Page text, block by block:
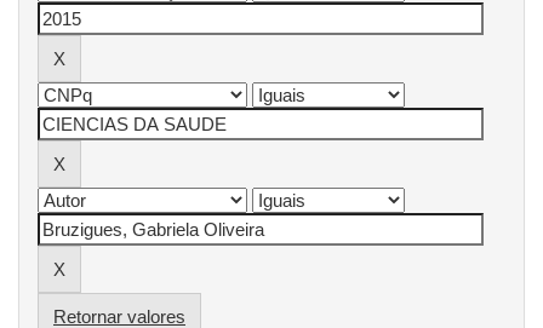
Retornar valores